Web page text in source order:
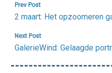
Bericht
navigatie
Prev Post
2 maart: Het opzoomeren
Next Post
GalerieWind: Gelaagde